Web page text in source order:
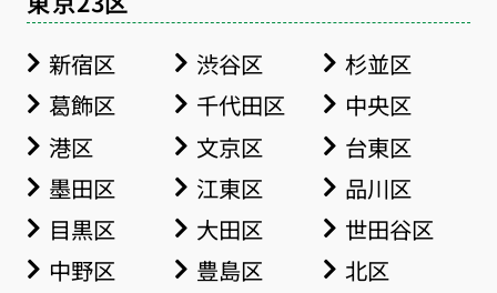
新宿区 渋谷区
杉並区
葛飾区
千代田区
中央区
港区
文京区
台東区
墨田区
江東区
品川区
目黒区
大田区
世田谷区
中野区
豊島区
北区